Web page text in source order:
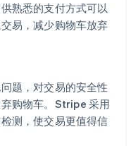
熟悉的支付方式可以
易，减少购物车放弃
题，对交易的安全性
购物车。Stripe 采用
测，使交易更值得信